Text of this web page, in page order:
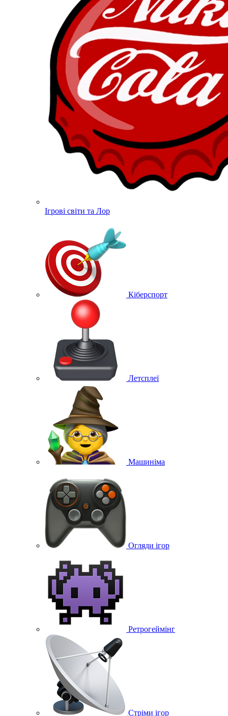
Ігрові світи та Лор
Кіберспорт
Летсплеї
Машиніма
Огляди ігор
Ретрогеймінг
Стріми ігор